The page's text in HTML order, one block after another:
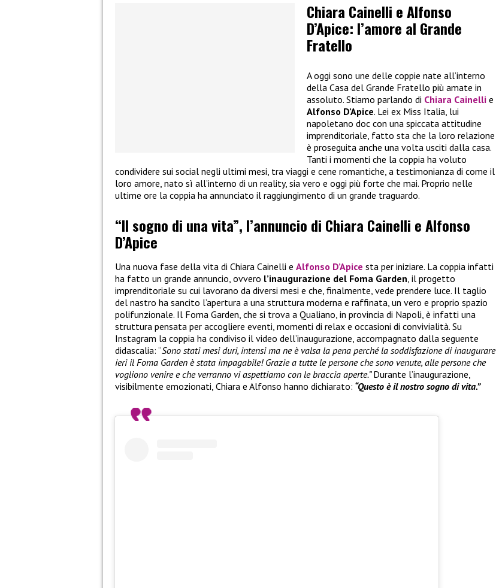
Chiara Cainelli e Alfonso
D’Apice: l’amore al Grande
Fratello
A oggi sono une delle coppie nate all’interno
della Casa del Grande Fratello più amate in
assoluto. Stiamo parlando di Chiara Cainelli e
Alfonso D’Apice. Lei ex Miss Italia, lui
napoletano doc con una spiccata attitudine
imprenditoriale, fatto sta che la loro relazione
è proseguita anche una volta usciti dalla casa.
Tanti i momenti che la coppia ha voluto
condividere sui social negli ultimi mesi, tra viaggi e cene romantiche, a testimonianza di come il
loro amore, nato sì all’interno di un reality, sia vero e oggi più forte che mai. Proprio nelle
ultime ore la coppia ha annunciato il raggiungimento di un grande traguardo.
“Il sogno di una vita”, l’annuncio di Chiara Cainelli e Alfonso
D’Apice
Una nuova fase della vita di Chiara Cainelli e Alfonso D’Apice sta per iniziare. La coppia infatti
ha fatto un grande annuncio, ovvero l’inaugurazione del Foma Garden, il progetto
imprenditoriale su cui lavorano da diversi mesi e che, finalmente, vede prendere luce. Il taglio
del nastro ha sancito l’apertura a una struttura moderna e raffinata, un vero e proprio spazio
polifunzionale. Il Foma Garden, che si trova a Qualiano, in provincia di Napoli, è infatti una
struttura pensata per accogliere eventi, momenti di relax e occasioni di convivialità. Su
Instagram la coppia ha condiviso il video dell’inaugurazione, accompagnato dalla seguente
didascalia: “Sono stati mesi duri, intensi ma ne è valsa la pena perché la soddisfazione di inaugurare
ieri il Foma Garden è stata impagabile! Grazie a tutte le persone che sono venute, alle persone che
vogliono venire e che verranno vi aspettiamo con le braccia aperte.”Durante l’inaugurazione,
visibilmente emozionati, Chiara e Alfonso hanno dichiarato: “Questo è il nostro sogno di vita.”